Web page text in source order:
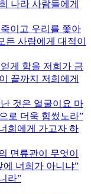
나라 사람들에게
이고 우리를 쫓아
든 사람에게 대적이
게 함을 저희가 금
끝까지 저희에게
것은 얼굴이요 마
로 더욱 힘썼노라
희에게 가고자 하
면류관이 무엇이
에 너희가 아니냐
라